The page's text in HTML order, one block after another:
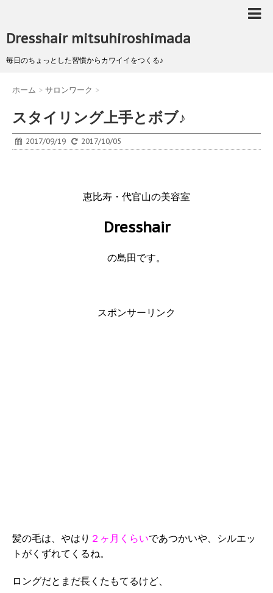
Dresshair mitsuhiroshimada
毎日のちょっとした習慣からカワイイをつくる♪
ホーム > サロンワーク >
スタイリング上手とボブ♪
2017/09/19 2017/10/05
恵比寿・代官山の美容室
Dresshair
の島田です。
スポンサーリンク
髪の毛は、やはり ２ヶ月くらいであつかいや、シルエッ
トがくずれてくるね。
ロングだとまだ長くたもてるけど、